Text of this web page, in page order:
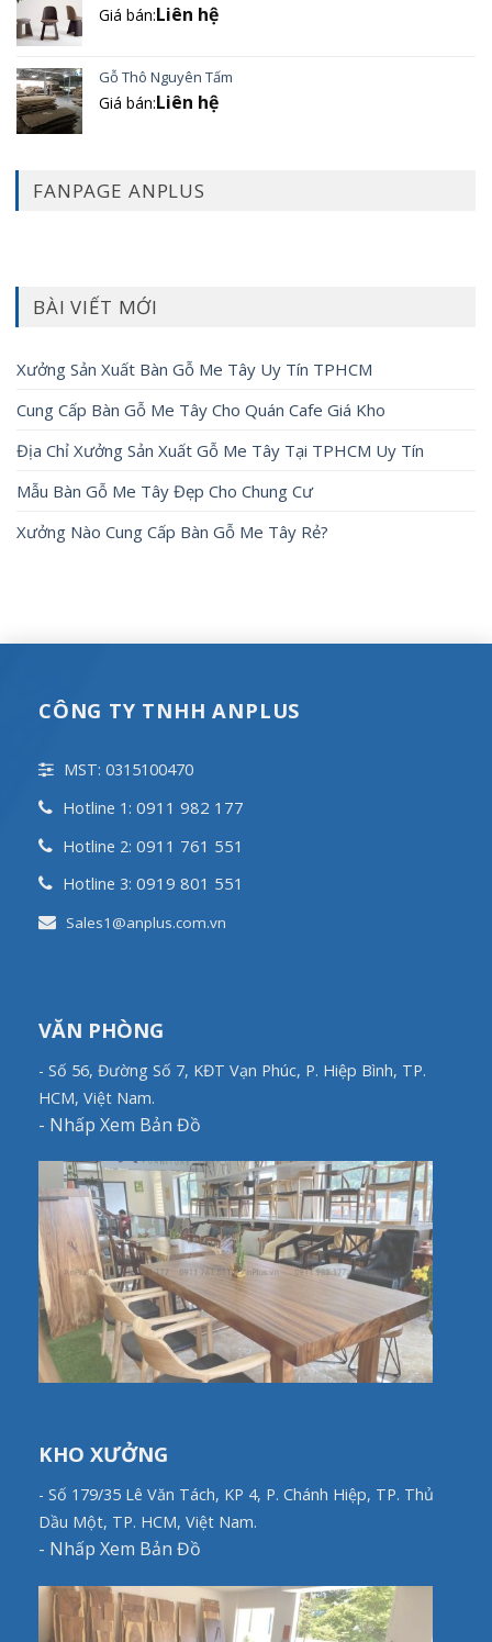
Giá bán:Liên hệ
Gỗ Thô Nguyên Tấm
Giá bán:Liên hệ
FANPAGE ANPLUS
BÀI VIẾT MỚI
Xưởng Sản Xuất Bàn Gỗ Me Tây Uy Tín TPHCM
Cung Cấp Bàn Gỗ Me Tây Cho Quán Cafe Giá Kho
Địa Chỉ Xưởng Sản Xuất Gỗ Me Tây Tại TPHCM Uy Tín
Mẫu Bàn Gỗ Me Tây Đẹp Cho Chung Cư
Xưởng Nào Cung Cấp Bàn Gỗ Me Tây Rẻ?
CÔNG TY TNHH ANPLUS
MST: 0315100470
Hotline 1: 0911 982 177
Hotline 2: 0911 761 551
Hotline 3: 0919 801 551
Sales1@anplus.com.vn
VĂN PHÒNG
- Số 56, Đường Số 7, KĐT Vạn Phúc, P. Hiệp Bình, TP.
HCM, Việt Nam.
- Nhấp Xem Bản Đồ
KHO XƯỞNG
- Số 179/35 Lê Văn Tách, KP 4, P. Chánh Hiệp, TP. Thủ
Dầu Một, TP. HCM, Việt Nam.
- Nhấp Xem Bản Đồ